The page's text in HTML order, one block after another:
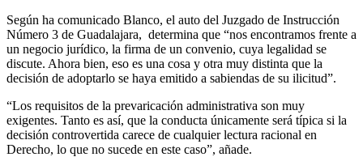
Según ha comunicado Blanco, el auto del Juzgado de Instrucción
Número 3 de Guadalajara, determina que “nos encontramos frente a
un negocio jurídico, la firma de un convenio, cuya legalidad se
discute. Ahora bien, eso es una cosa y otra muy distinta que la
decisión de adoptarlo se haya emitido a sabiendas de su ilicitud”.
“Los requisitos de la prevaricación administrativa son muy
exigentes. Tanto es así, que la conducta únicamente será típica si la
decisión controvertida carece de cualquier lectura racional en
Derecho, lo que no sucede en este caso”, añade.